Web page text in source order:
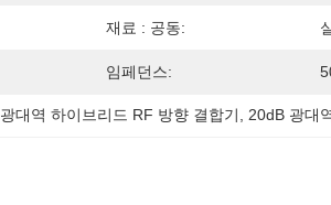
재료 : 공동:
임페던스:
광대역 하이브리드 RF 방향 결합기 20dB 광대